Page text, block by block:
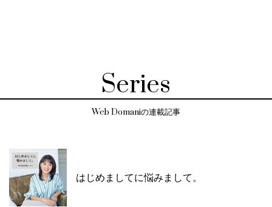
Series
Web Domaniの連載記事
はじめましてに悩みまして。